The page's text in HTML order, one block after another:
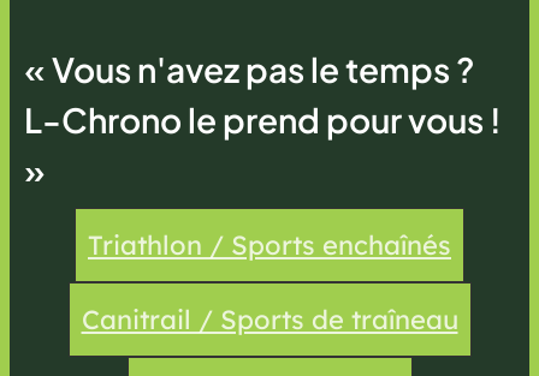
« Vous n'avez pas le temps ?
L-Chrono le prend pour vous !
»
Triathlon / Sports enchaînés
Canitrail / Sports de traîneau